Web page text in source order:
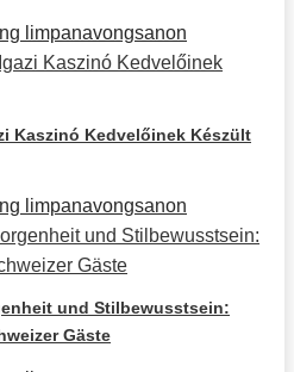
limpanavongsanon
Kaszinó Kedvelőinek Készült
limpanavongsanon
und Stilbewusstsein:
Gäste